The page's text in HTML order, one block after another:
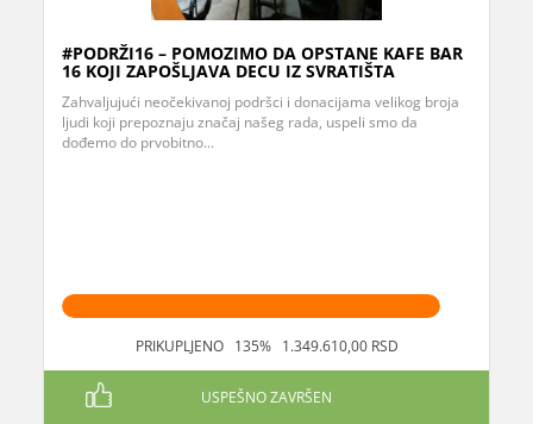
#PODRŽI16 – POMOZIMO DA OPSTANE KAFE BAR
16 KOJI ZAPOŠLJAVA DECU IZ SVRATIŠTA
Zahvaljujući neočekivanoj podršci i donacijama velikog broja
ljudi koji prepoznaju značaj našeg rada, uspeli smo da
dođemo do prvobitno...
PRIKUPLJENO 135% 1.349.610,00 RSD
USPEŠNO ZAVRŠEN